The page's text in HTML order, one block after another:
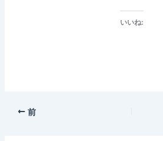
いいね:
前